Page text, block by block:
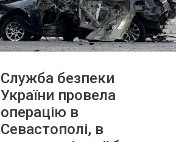
Служба безпеки
України провела
операцію в
Севастополі, в